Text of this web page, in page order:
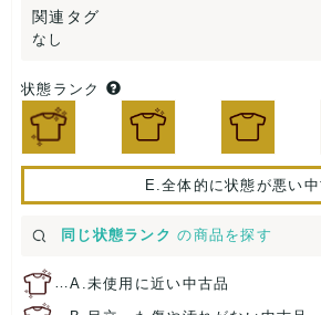
関連タグ
なし
状態ランク
E.全体的に状態が悪い中
同じ状態ランク の商品を探す
…A.未使用に近い中古品